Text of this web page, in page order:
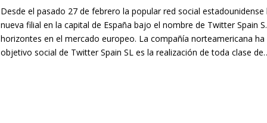
Desde el pasado 27 de febrero la popular red social estadounidense
nueva filial en la capital de España bajo el nombre de Twitter Spain
horizontes en el mercado europeo. La compañía norteamericana ha
objetivo social de Twitter Spain SL es la realización de toda clase